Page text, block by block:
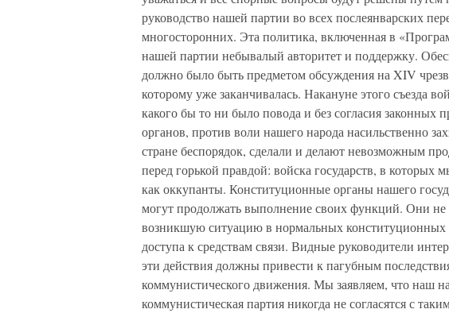
руководство нашей партии во всех послеянварских
многосторонних. Эта политика, включенная в
нашей партии небывалый авторитет и поддержку.
должно было быть предметом обсуждения на XIV
которому уже заканчивалась. Накануне этого
какого бы то ни было повода и без согласия законных
органов, против воли нашего народа насильственно
стране беспорядок, сделали и делают невозможным
перед горькой правдой: войска государств, в которых
как оккупанты. Конституционные органы нашего
могут продолжать выполнение своих функций. Они
возникшую ситуацию в нормальных
доступа к средствам связи. Видные руководители
эти действия должны привести к пагубным
коммунистического движения. Мы заявляем, что наш
коммунистическая партия никогда не согласятся с